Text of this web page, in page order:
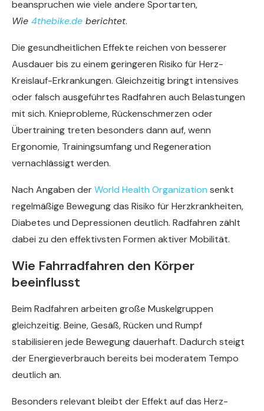
beanspruchen wie viele andere Sportarten,
Wie 4thebike.de berichtet.
Die gesundheitlichen Effekte reichen von besserer
Ausdauer bis zu einem geringeren Risiko für Herz-
Kreislauf-Erkrankungen. Gleichzeitig bringt intensives
oder falsch ausgeführtes Radfahren auch Belastungen
mit sich. Knieprobleme, Rückenschmerzen oder
Übertraining treten besonders dann auf, wenn
Ergonomie, Trainingsumfang und Regeneration
vernachlässigt werden.
Nach Angaben derWorld Health Organization senkt
regelmäßige Bewegung das Risiko für Herzkrankheiten,
Diabetes und Depressionen deutlich. Radfahren zählt
dabei zu den effektivsten Formen aktiver Mobilität.
Wie Fahrradfahren den Körper
beeinflusst
Beim Radfahren arbeiten große Muskelgruppen
gleichzeitig. Beine, Gesäß, Rücken und Rumpf
stabilisieren jede Bewegung dauerhaft. Dadurch steigt
der Energieverbrauch bereits bei moderatem Tempo
deutlich an.
Besonders relevant bleibt der Effekt auf das Herz-